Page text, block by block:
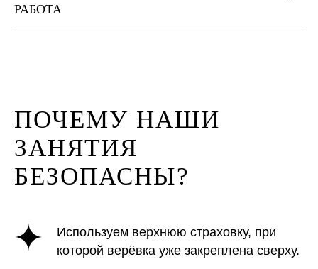
РАБОТА
ПОЧЕМУ НАШИ
ЗАНЯТИЯ
БЕЗОПАСНЫ?
Используем верхнюю страховку, при
которой верёвка уже закреплена сверху.